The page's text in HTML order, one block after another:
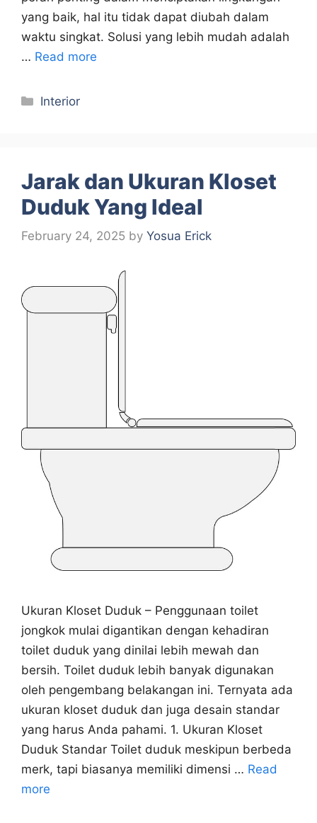
yang baik, hal itu tidak dapat diubah dalam
waktu singkat. Solusi yang lebih mudah adalah
… Read more
Categories
Interior
Jarak dan Ukuran Kloset
Duduk Yang Ideal
February 24, 2025 by Yosua Erick
Ukuran Kloset Duduk – Penggunaan toilet
jongkok mulai digantikan dengan kehadiran
toilet duduk yang dinilai lebih mewah dan
bersih. Toilet duduk lebih banyak digunakan
oleh pengembang belakangan ini. Ternyata ada
ukuran kloset duduk dan juga desain standar
yang harus Anda pahami. 1. Ukuran Kloset
Duduk Standar Toilet duduk meskipun berbeda
merk, tapi biasanya memiliki dimensi … Read
more